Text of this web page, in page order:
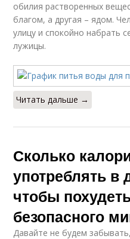
обилия растворенных
благом, а другая – ядом.
улицу и спокойно набрать
лужицы.
Читать дальше →
Сколько
употреблять
чтобы
безопасного
Давайте не будем